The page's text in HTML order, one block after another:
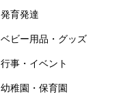
発育発達
ベビー用品・グッズ
行事・イベント
幼稚園・保育園